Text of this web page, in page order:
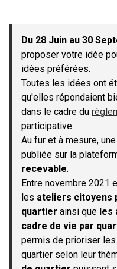
−
Du 28 Juin au 30
proposer votre idée
idées préférées.
Toutes les idées ont
qu'elles répondaient
dans le cadre du
participative.
Au fur et à mesure,
publiée sur la
recevable.
Entre novembre 2021
les ateliers citoyens
quartier ainsi que les
cadre de vie par
permis de prioriser
quartier selon leur